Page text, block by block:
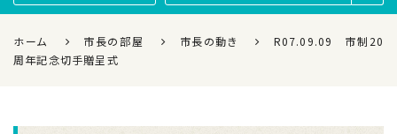
ホーム 市長の部屋 市長の動き
R07.09.09 市制20
周年記念切手贈呈式